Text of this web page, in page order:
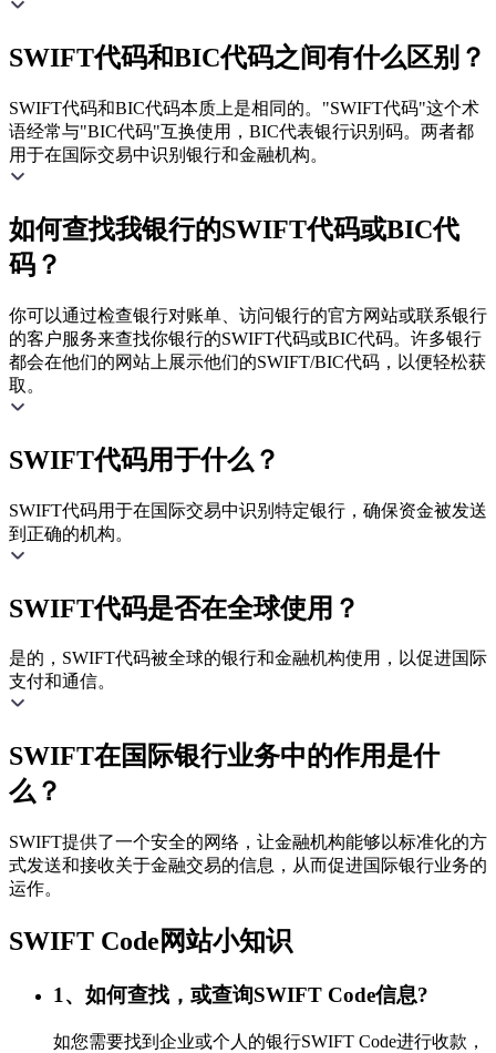
SWIFT代码和BIC代码之间有什么区别？
SWIFT代码和BIC代码本质上是相同的。"SWIFT代码"这个术
语经常与"BIC代码"互换使用，BIC代表银行识别码。两者都
用于在国际交易中识别银行和金融机构。
如何查找我银行的SWIFT代码或BIC代
码？
你可以通过检查银行对账单、访问银行的官方网站或联系银行
的客户服务来查找你银行的SWIFT代码或BIC代码。许多银行
都会在他们的网站上展示他们的SWIFT/BIC代码，以便轻松获
取。
SWIFT代码用于什么？
SWIFT代码用于在国际交易中识别特定银行，确保资金被发送
到正确的机构。
SWIFT代码是否在全球使用？
是的，SWIFT代码被全球的银行和金融机构使用，以促进国际
支付和通信。
SWIFT在国际银行业务中的作用是什
么？
SWIFT提供了一个安全的网络，让金融机构能够以标准化的方
式发送和接收关于金融交易的信息，从而促进国际银行业务的
运作。
SWIFT Code网站小知识
1、如何查找，或查询SWIFT Code信息?
如您需要找到企业或个人的银行SWIFT Code进行收款，